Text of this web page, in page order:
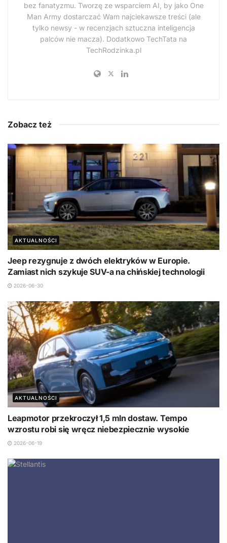
bez fanatyzmu. Tworzę ze wsparciem AI, by jako One
Man Army dostarczać Wam najciekawsze treści (ale
tylko newsy - w recenzjach sztuczna inteligencja
palców nie macza). Dodatkowo TechTata na
TechRodzinka.pl
Zobacz też
AKTUALNOŚCI
Jeep rezygnuje z dwóch elektryków w Europie.
Zamiast nich szykuje SUV-a na chińskiej technologii
2026-06-30
AKTUALNOŚCI
Leapmotor przekroczył 1,5 mln dostaw. Tempo
wzrostu robi się wręcz niebezpiecznie wysokie
2026-06-19